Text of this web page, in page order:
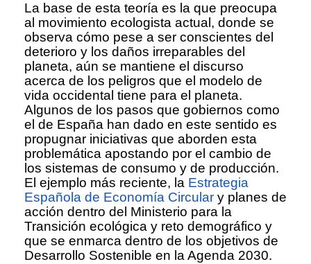
La base de esta teoría es la que preocupa
al movimiento ecologista actual, donde se
observa cómo pese a ser conscientes del
deterioro y los daños irreparables del
planeta, aún se mantiene el discurso
acerca de los peligros que el modelo de
vida occidental tiene para el planeta.
Algunos de los pasos que gobiernos como
el de España han dado en este sentido es
propugnar iniciativas que aborden esta
problemática apostando por el cambio de
los sistemas de consumo y de producción.
El ejemplo más reciente, la Estrategia
Española de Economía Circular y planes de
acción dentro del Ministerio para la
Transición ecológica y reto demográfico y
que se enmarca dentro de los objetivos de
Desarrollo Sostenible en la Agenda 2030.